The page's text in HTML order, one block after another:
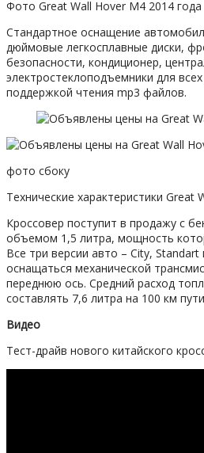
Фото Great Wall Hover M4 2014 года
Стандартное оснащение
дюймовые легкосплавные диски,
безопасности, кондиционер,
электростеклоподъемники для
поддержкой чтения mp3 файлов.
фото сбоку
Технические характеристики Great
Кроссовер поступит в продажу с
объемом 1,5 литра, мощность
Все три версии авто – City, Standart
оснащаться механической
переднюю ось. Средний расход
составлять 7,6 литра на 100 км
Видео
Тест-драйв нового китайского